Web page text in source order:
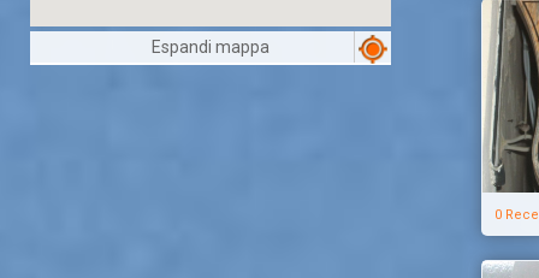
Espandi mappa
0